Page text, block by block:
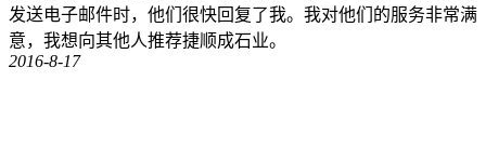
发送电子邮件时，他们很快回复了我。我对他们的服务非常满
意，我想向其他人推荐捷顺成石业。
2016-8-17